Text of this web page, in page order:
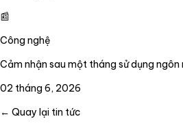
📰
Công nghệ
Cảm nhận sau một tháng sử dụng ngôn
02 tháng 6, 2026
← Quay lại tin tức